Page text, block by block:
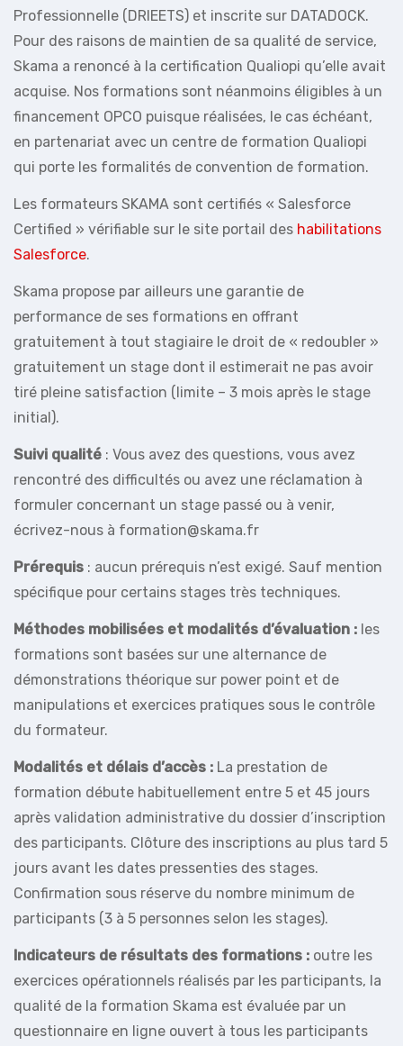
Professionnelle (DRIEETS) et inscrite sur DATADOCK.
Pour des raisons de maintien de sa qualité de service,
Skama a renoncé à la certification Qualiopi qu’elle avait
acquise. Nos formations sont néanmoins éligibles à un
financement OPCO puisque réalisées, le cas échéant,
en partenariat avec un centre de formation Qualiopi
qui porte les formalités de convention de formation.
Les formateurs SKAMA sont certifiés « Salesforce
Certified » vérifiable sur le site portail des habilitations
Salesforce.
Skama propose par ailleurs une garantie de
performance de ses formations en offrant
gratuitement à tout stagiaire le droit de « redoubler »
gratuitement un stage dont il estimerait ne pas avoir
tiré pleine satisfaction (limite – 3 mois après le stage
initial).
Suivi qualité : Vous avez des questions, vous avez
rencontré des difficultés ou avez une réclamation à
formuler concernant un stage passé ou à venir,
écrivez-nous à formation@skama.fr
Prérequis : aucun prérequis n’est exigé. Sauf mention
spécifique pour certains stages très techniques.
Méthodes mobilisées et modalités d’évaluation : les
formations sont basées sur une alternance de
démonstrations théorique sur power point et de
manipulations et exercices pratiques sous le contrôle
du formateur.
Modalités et délais d’accès : La prestation de
formation débute habituellement entre 5 et 45 jours
après validation administrative du dossier d’inscription
des participants. Clôture des inscriptions au plus tard 5
jours avant les dates pressenties des stages.
Confirmation sous réserve du nombre minimum de
participants (3 à 5 personnes selon les stages).
Indicateurs de résultats des formations : outre les
exercices opérationnels réalisés par les participants, la
qualité de la formation Skama est évaluée par un
questionnaire en ligne ouvert à tous les participants